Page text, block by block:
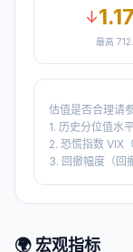
↓1.17
最高
估值是否合理请参
1. 历史分位值水
2. 恐慌指数 VIX
3. 回撤幅度（回
🌍 宏观指标